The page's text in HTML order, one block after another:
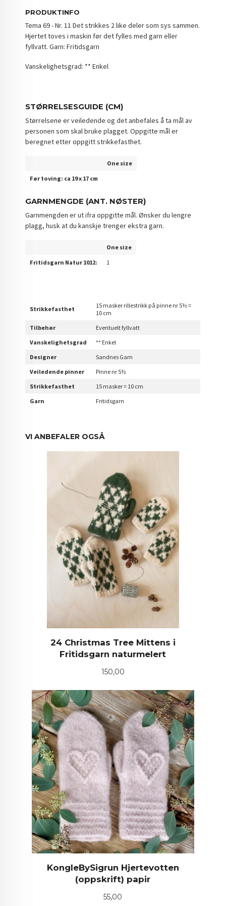
PRODUKTINFO
Tema 69 - Nr. 11 Det strikkes 2 like deler som sys sammen.
Hjertet toves i maskin før det fylles med garn eller
fyllvatt. Garn: Fritidsgarn
Vanskelighetsgrad: ** Enkel
STØRRELSESGUIDE (CM)
Størrelsene er veiledende og det anbefales å ta mål av
personen som skal bruke plagget. Oppgitte mål er
beregnet etter oppgitt strikkefasthet.
One size
Før toving: ca 19 x 17 cm
GARNMENGDE (ANT. NØSTER)
Garnmengden er ut ifra oppgitte mål. Ønsker du lengre
plagg, husk at du kanskje trenger ekstra garn.
One size
Fritidsgarn Natur 1012:
1
Strikkefasthet
15 masker rillestrikk på pinne nr 5½ =
10 cm
Tilbehør
Eventuelt fyllvatt
Vanskelighetsgrad
** Enkel
Designer
Sandnes Garn
Veiledende pinner
Pinne nr 5½
Strikkefasthet
15 masker = 10 cm
Garn
Fritidsgarn
VI ANBEFALER OGSÅ
24 Christmas Tree Mittens i
Fritidsgarn naturmelert
Pris
150,00
KongleBySigrun Hjertevotten
(oppskrift) papir
Pris
55,00